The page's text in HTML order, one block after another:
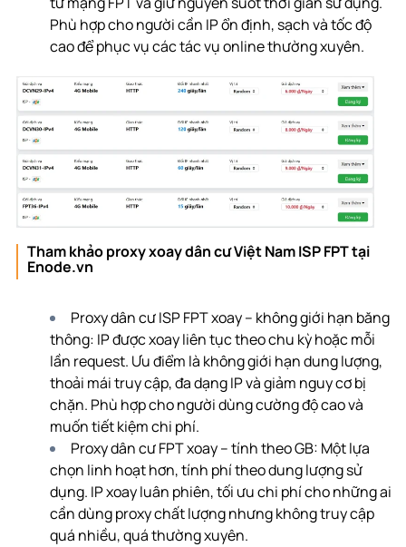
Phù hợp cho người cần IP ổn định, sạch và tốc độ
cao để phục vụ các tác vụ online thường xuyên.
Tham khảo proxy xoay dân cư Việt Nam ISP FPT tại
Enode.vn
Proxy dân cư ISP FPT xoay – không giới hạn băng
thông: IP được xoay liên tục theo chu kỳ hoặc mỗi
lần request. Ưu điểm là không giới hạn dung lượng,
thoải mái truy cập, đa dạng IP và giảm nguy cơ bị
chặn. Phù hợp cho người dùng cường độ cao và
muốn tiết kiệm chi phí.
Proxy dân cư FPT xoay – tính theo GB: Một lựa
chọn linh hoạt hơn, tính phí theo dung lượng sử
dụng. IP xoay luân phiên, tối ưu chi phí cho những ai
cần dùng proxy chất lượng nhưng không truy cập
quá nhiều, quá thường xuyên.